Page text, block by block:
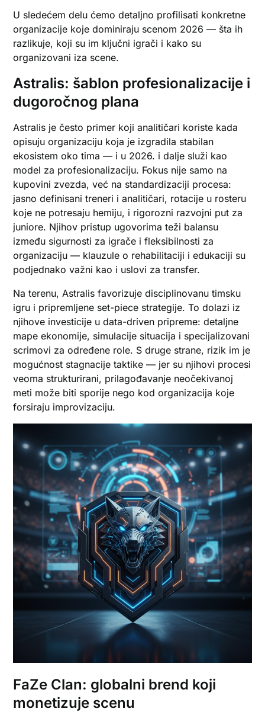
U sledećem delu ćemo detaljno profilisati konkretne
organizacije koje dominiraju scenom 2026 — šta ih
razlikuje, koji su im ključni igrači i kako su
organizovani iza scene.
Astralis: šablon profesionalizacije i
dugoročnog plana
Astralis je često primer koji analitičari koriste kada
opisuju organizaciju koja je izgradila stabilan
ekosistem oko tima — i u 2026. i dalje služi kao
model za profesionalizaciju. Fokus nije samo na
kupovini zvezda, već na standardizaciji procesa:
jasno definisani treneri i analitičari, rotacije u rosteru
koje ne potresaju hemiju, i rigorozni razvojni put za
juniore. Njihov pristup ugovorima teži balansu
između sigurnosti za igrače i fleksibilnosti za
organizaciju — klauzule o rehabilitaciji i edukaciji su
podjednako važni kao i uslovi za transfer.
Na terenu, Astralis favorizuje disciplinovanu timsku
igru i pripremljene set-piece strategije. To dolazi iz
njihove investicije u data-driven pripreme: detaljne
mape ekonomije, simulacije situacija i specijalizovani
scrimovi za određene role. S druge strane, rizik im je
mogućnost stagnacije taktike — jer su njihovi procesi
veoma strukturirani, prilagođavanje neočekivanoj
meti može biti sporije nego kod organizacija koje
forsiraju improvizaciju.
FaZe Clan: globalni brend koji
monetizuje scenu